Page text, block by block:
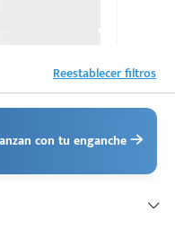
Reestablecer filtros
con tu enganche